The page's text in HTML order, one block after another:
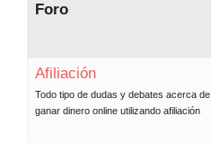
Foro
Afiliación
Todo tipo de dudas y debates acerca de
ganar dinero online utilizando afiliación